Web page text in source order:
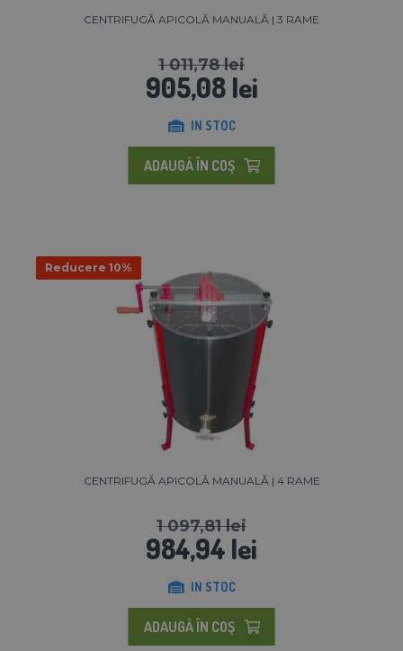
CENTRIFUGĂ APICOLĂ MANUALĂ | 3 RAME
1 011,78 lei
905,08 lei
IN STOC
ADAUGĂ ÎN COŞ
Reducere 10%
CENTRIFUGĂ APICOLĂ MANUALĂ | 4 RAME
1 097,81 lei
984,94 lei
IN STOC
ADAUGĂ ÎN COŞ